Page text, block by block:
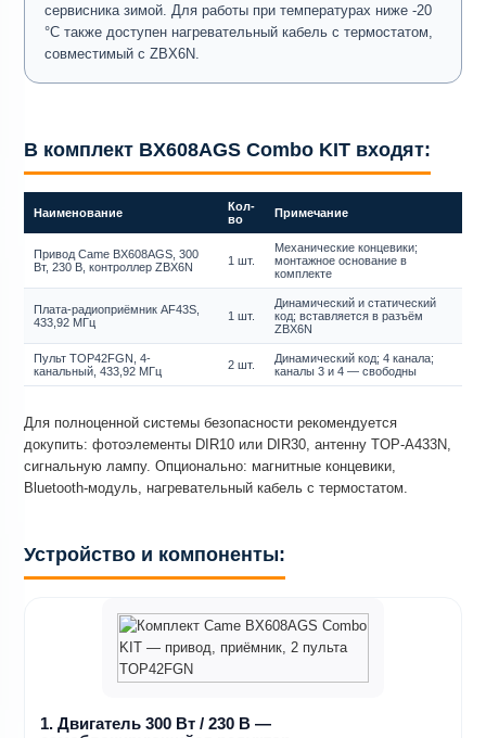
сервисника зимой. Для работы при температурах ниже -20
°C также доступен нагревательный кабель с термостатом,
совместимый с ZBX6N.
В комплект BX608AGS Combo KIT входят:
Наименование
Кол-
во
Примечание
Привод Came BX608AGS, 300
Вт, 230 В, контроллер ZBX6N
1 шт.
Механические концевики;
монтажное основание в
комплекте
Плата-радиоприёмник AF43S,
433,92 МГц
1 шт.
Динамический и статический
код; вставляется в разъём
ZBX6N
Пульт TOP42FGN, 4-
канальный, 433,92 МГц
2 шт.
Динамический код; 4 канала;
каналы 3 и 4 — свободны
Для полноценной системы безопасности рекомендуется
докупить: фотоэлементы DIR10 или DIR30, антенну TOP-A433N,
сигнальную лампу. Опционально: магнитные концевики,
Bluetooth-модуль, нагревательный кабель с термостатом.
Устройство и компоненты:
1. Двигатель 300 Вт / 230 В —